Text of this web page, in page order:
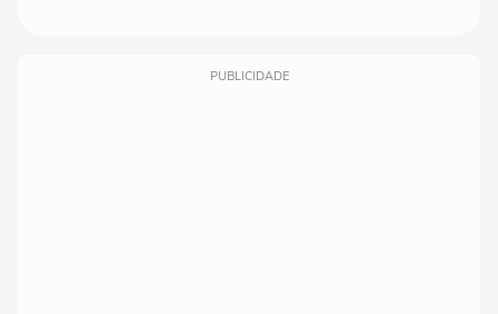
PUBLICIDADE